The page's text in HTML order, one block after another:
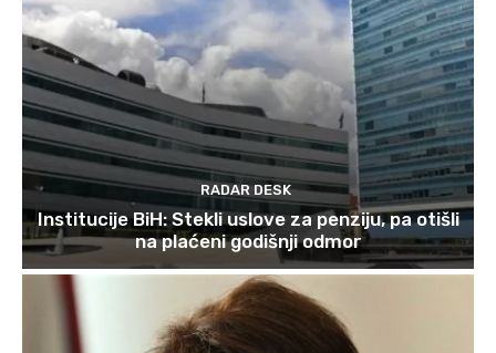
RADAR DESK
Institucije BiH: Stekli uslove za penziju, pa otišli
na plaćeni godišnji odmor